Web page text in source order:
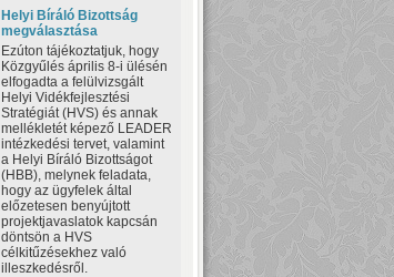
Helyi Bíráló Bizottság
megválasztása
Ezúton tájékoztatjuk, hogy
Közgyűlés április 8-i ülésén
elfogadta a felülvizsgált
Helyi Vidékfejlesztési
Stratégiát (HVS) és annak
mellékletét képező LEADER
intézkedési tervet, valamint
a Helyi Bíráló Bizottságot
(HBB), melynek feladata,
hogy az ügyfelek által
előzetesen benyújtott
projektjavaslatok kapcsán
döntsön a HVS
célkitűzésekhez való
illeszkedésről.